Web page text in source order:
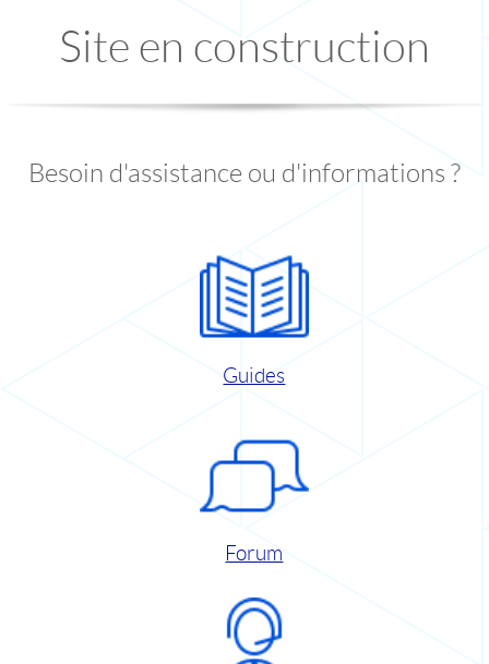
Site en construction
Besoin d'assistance ou d'informations ?
Guides
Forum